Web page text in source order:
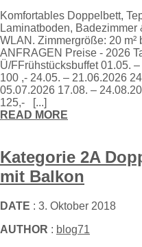
Komfortables Doppelbett,
Laminatboden, Badezimmer
WLAN. Zimmergröße: 20 m²
ANFRAGEN Preise - 2026
Ü/FFrühstücksbuffet 01.05.
100 ,- 24.05. – 21.06.2026
05.07.2026 17.08. –
125,- [...]
READ MORE
Kategorie 2A
mit Balkon
DATE : 3. Oktober 2018
AUTHOR : blog71